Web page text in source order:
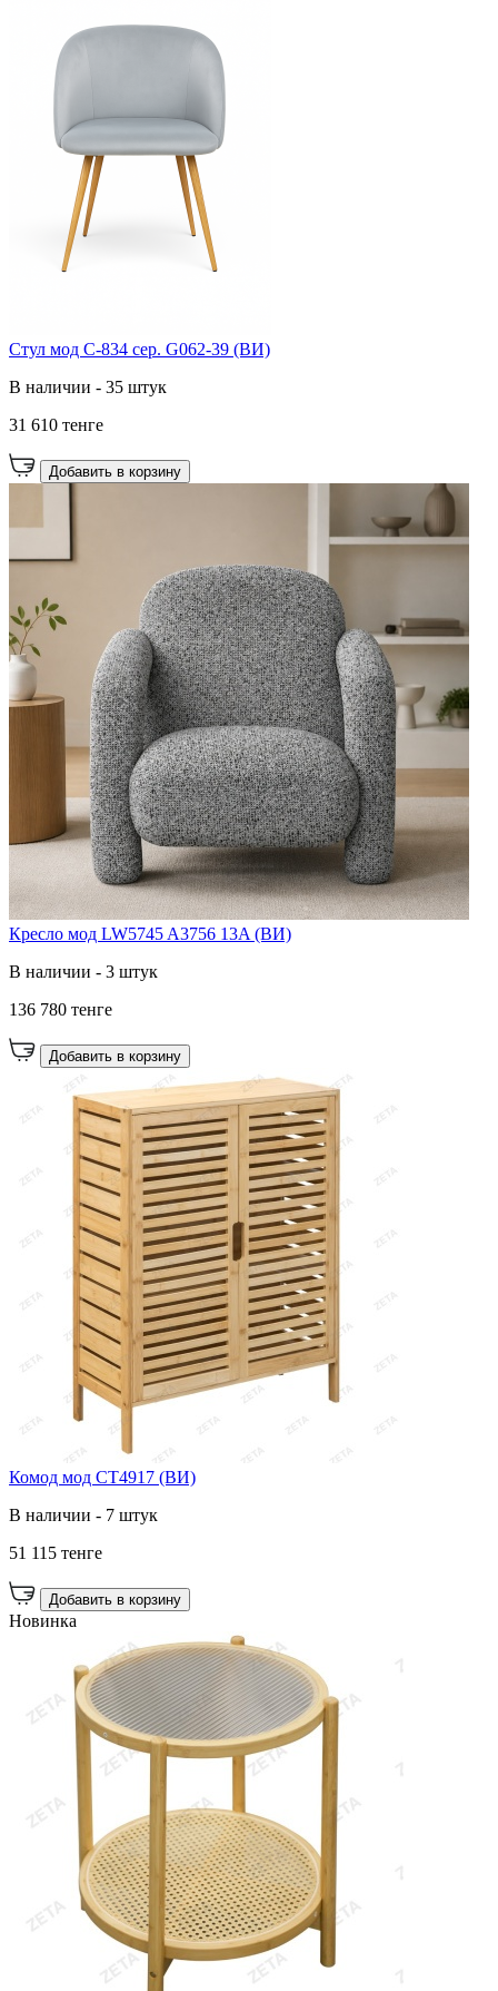
Стул мод C-834 сер. G062-39 (ВИ)
В наличии - 35 штук
31 610 тенге
Добавить в корзину
Кресло мод LW5745 A3756 13A (ВИ)
В наличии - 3 штук
136 780 тенге
Добавить в корзину
Комод мод CT4917 (ВИ)
В наличии - 7 штук
51 115 тенге
Добавить в корзину
Новинка